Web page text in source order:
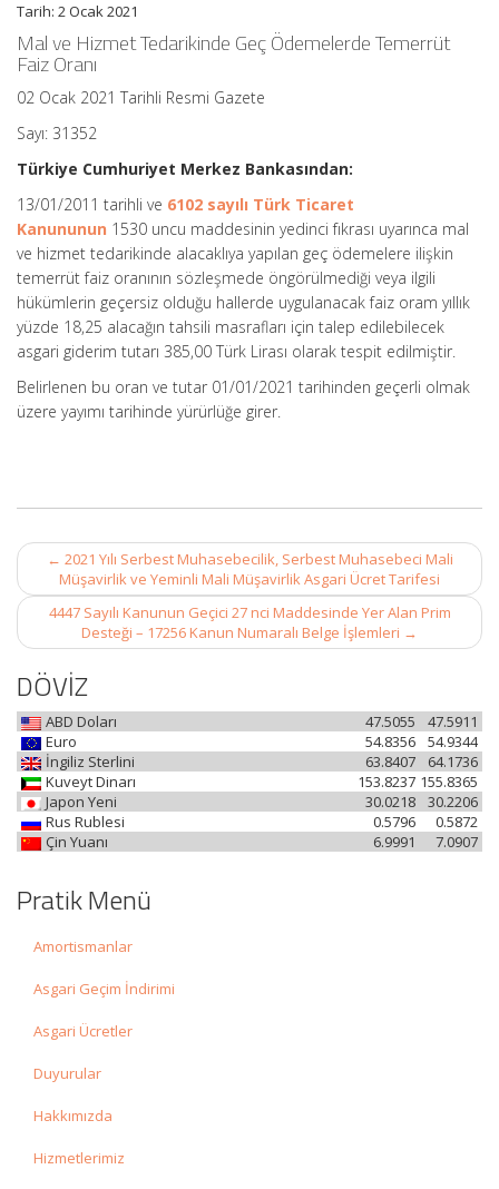
için
Tarih: 2 Ocak 2021
Mal ve Hizmet Tedarikinde Geç Ödemelerde Temerrüt
Faiz Oranı
02 Ocak 2021 Tarihli Resmi Gazete
Sayı: 31352
Türkiye Cumhuriyet Merkez Bankasından:
13/01/2011 tarihli ve 6102 sayılı Türk Ticaret
Kanununun 1530 uncu maddesinin yedinci fıkrası uyarınca mal
ve hizmet tedarikinde alacaklıya yapılan geç ödemelere ilişkin
temerrüt faiz oranının sözleşmede öngörülmediği veya ilgili
hükümlerin geçersiz olduğu hallerde uygulanacak faiz oram yıllık
yüzde 18,25 alacağın tahsili masrafları için talep edilebilecek
asgari giderim tutarı 385,00 Türk Lirası olarak tespit edilmiştir.
Belirlenen bu oran ve tutar 01/01/2021 tarihinden geçerli olmak
üzere yayımı tarihinde yürürlüğe girer.
Post
navigation
← 2021 Yılı Serbest Muhasebecilik, Serbest Muhasebeci Mali
Müşavirlik ve Yeminli Mali Müşavirlik Asgari Ücret Tarifesi
4447 Sayılı Kanunun Geçici 27 nci Maddesinde Yer Alan Prim
Desteği – 17256 Kanun Numaralı Belge İşlemleri →
DÖVİZ
ABD Doları 47.5911
47.5055
Euro
54.9344
54.8356
İngiliz Sterlini
64.1736
63.8407
Kuveyt Dinarı
155.8365
153.8237
Japon Yeni
30.2206
30.0218
Rus Rublesi
0.5872
0.5796
Çin Yuanı
7.0907
6.9991
Pratik Menü
Amortismanlar
Asgari Geçim İndirimi
Asgari Ücretler
Duyurular
Hakkımızda
Hizmetlerimiz